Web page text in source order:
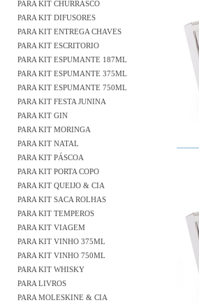
PARA KIT CHURRASCO
PARA KIT DIFUSORES
PARA KIT ENTREGA CHAVES
PARA KIT ESCRITORIO
PARA KIT ESPUMANTE 187ML
PARA KIT ESPUMANTE 375ML
PARA KIT ESPUMANTE 750ML
PARA KIT FESTA JUNINA
PARA KIT GIN
PARA KIT MORINGA
PARA KIT NATAL
PARA KIT PÁSCOA
PARA KIT PORTA COPO
PARA KIT QUEIJO & CIA
PARA KIT SACA ROLHAS
PARA KIT TEMPEROS
PARA KIT VIAGEM
PARA KIT VINHO 375ML
PARA KIT VINHO 750ML
PARA KIT WHISKY
PARA LIVROS
PARA MOLESKINE & CIA